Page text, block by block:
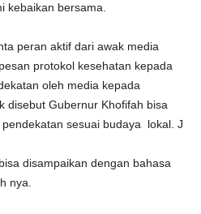
kebaikan bersama.
peran aktif dari awak media
protokol kesehatan kepada
oleh media kepada
disebut Gubernur Khofifah bisa
sesuai budaya lokal. J
disampaikan dengan bahasa
nya.